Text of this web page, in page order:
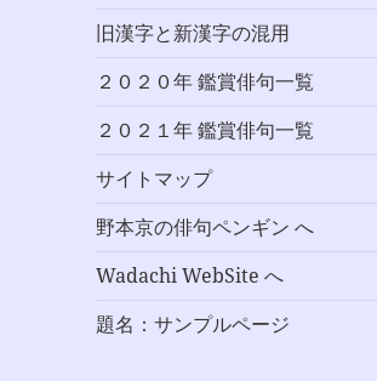
旧漢字と新漢字の混用
２０２０年 鑑賞俳句一覧
２０２１年 鑑賞俳句一覧
サイトマップ
野本京の俳句ペンギン へ
Wadachi WebSite へ
題名：サンプルページ